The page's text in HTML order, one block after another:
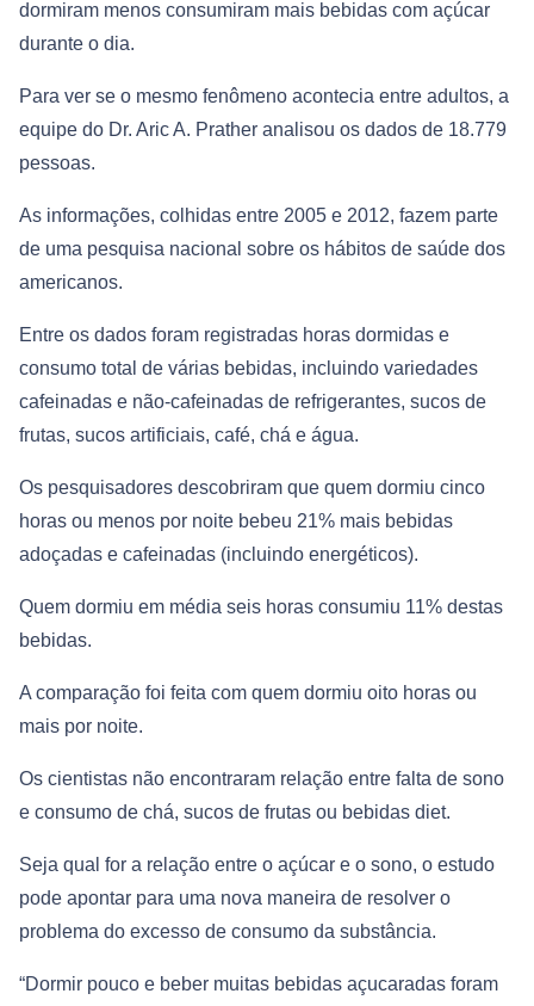
dormiram menos consumiram mais bebidas com açúcar
durante o dia.
Para ver se o mesmo fenômeno acontecia entre adultos, a
equipe do Dr. Aric A. Prather analisou os dados de 18.779
pessoas.
As informações, colhidas entre 2005 e 2012, fazem parte
de uma pesquisa nacional sobre os hábitos de saúde dos
americanos.
Entre os dados foram registradas horas dormidas e
consumo total de várias bebidas, incluindo variedades
cafeinadas e não-cafeinadas de refrigerantes, sucos de
frutas, sucos artificiais, café, chá e água.
Os pesquisadores descobriram que quem dormiu cinco
horas ou menos por noite bebeu 21% mais bebidas
adoçadas e cafeinadas (incluindo energéticos).
Quem dormiu em média seis horas consumiu 11% destas
bebidas.
A comparação foi feita com quem dormiu oito horas ou
mais por noite.
Os cientistas não encontraram relação entre falta de sono
e consumo de chá, sucos de frutas ou bebidas diet.
Seja qual for a relação entre o açúcar e o sono, o estudo
pode apontar para uma nova maneira de resolver o
problema do excesso de consumo da substância.
“Dormir pouco e beber muitas bebidas açucaradas foram